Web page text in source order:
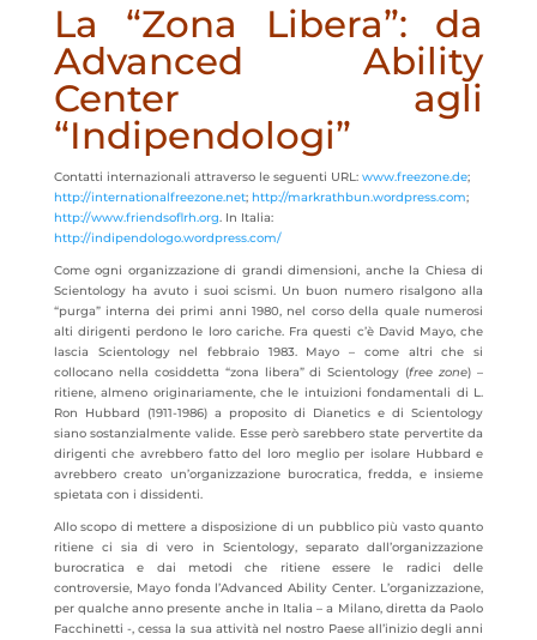
La “Zona Libera”: da
Advanced Ability
Center agli
“Indipendologi”
Contatti internazionali attraverso le seguenti URL: www.freezone.de;
http://internationalfreezone.net; http://markrathbun.wordpress.com;
http://www.friendsoflrh.org. In Italia:
http://indipendologo.wordpress.com/
Come ogni organizzazione di grandi dimensioni, anche la Chiesa di
Scientology ha avuto i suoi scismi. Un buon numero risalgono alla
“purga” interna dei primi anni 1980, nel corso della quale numerosi
alti dirigenti perdono le loro cariche. Fra questi c’è David Mayo, che
lascia Scientology nel febbraio 1983. Mayo – come altri che si
collocano nella cosiddetta “zona libera” di Scientology (free zone) –
ritiene, almeno originariamente, che le intuizioni fondamentali di L.
Ron Hubbard (1911-1986) a proposito di Dianetics e di Scientology
siano sostanzialmente valide. Esse però sarebbero state pervertite da
dirigenti che avrebbero fatto del loro meglio per isolare Hubbard e
avrebbero creato un’organizzazione burocratica, fredda, e insieme
spietata con i dissidenti.
Allo scopo di mettere a disposizione di un pubblico più vasto quanto
ritiene ci sia di vero in Scientology, separato dall’organizzazione
burocratica e dai metodi che ritiene essere le radici delle
controversie, Mayo fonda l’Advanced Ability Center. L’organizzazione,
per qualche anno presente anche in Italia – a Milano, diretta da Paolo
Facchinetti -, cessa la sua attività nel nostro Paese all’inizio degli anni